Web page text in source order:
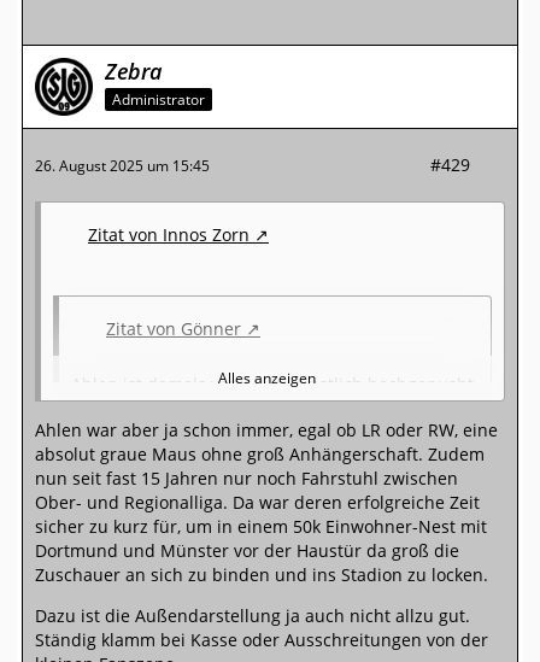
Zebra
Administrator
26. August 2025 um 15:45 #429
Zitat von Innos Zorn
Zitat von Gönner
Ahlen ist damals von LR in künstlich hochgepusht
worden. Trotzdem hatten die meinen Respekt, als
die nach dem Rückzug des Geldgebers versucht
haben den Laden am Laufen zu halten. Immer
schade, wenn etwas ehrlich engagiertes dann
nicht (mehr) funktioniert. Ist bei Wattenscheid ja
auch immer ein Thema. Stadion, Einsatz und
Fanszene gehören eigentlich eine Liga höher.
der Spielplan für euch? Ist mir gerad erst beim
Blick auf die Zuschauerzahlen aufgefallen. Erst
Alles anzeigen
Ahlen war aber ja schon immer, egal ob LR oder RW, eine
absolut graue Maus ohne groß Anhängerschaft. Zudem
nun seit fast 15 Jahren nur noch Fahrstuhl zwischen
Ober- und Regionalliga. Da war deren erfolgreiche Zeit
sicher zu kurz für, um in einem 50k Einwohner-Nest mit
Dortmund und Münster vor der Haustür da groß die
Zuschauer an sich zu binden und ins Stadion zu locken.
Dazu ist die Außendarstellung ja auch nicht allzu gut.
Ständig klamm bei Kasse oder Ausschreitungen von der